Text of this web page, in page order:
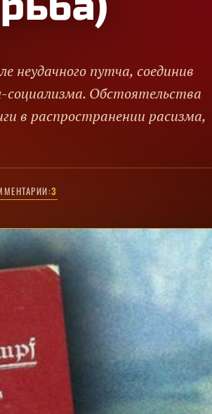
неудачного путча, соединив
Обстоятельства
в распространении расизма,
3